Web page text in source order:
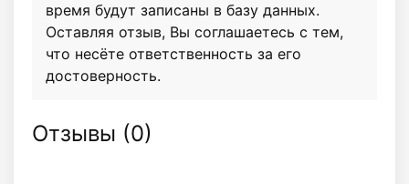
время будут записаны в базу данных.
Оставляя отзыв, Вы соглашаетесь с тем,
что несёте ответственность за его
достоверность.
Отзывы (0)